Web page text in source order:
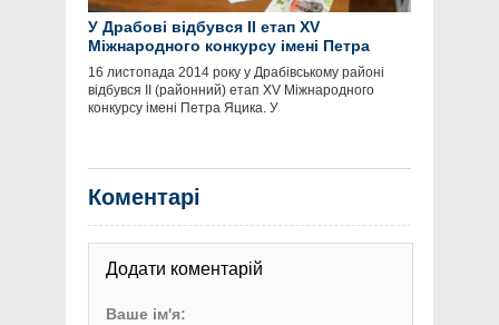
У Драбові відбувся ІІ етап ХV
Міжнародного конкурсу імені Петра
Яцика
16 листопада 2014 року у Драбівському районі
відбувся ІІ (районний) етап ХV Міжнародного
конкурсу імені Петра Яцика. У
Коментарі
Додати коментарій
Ваше ім'я: